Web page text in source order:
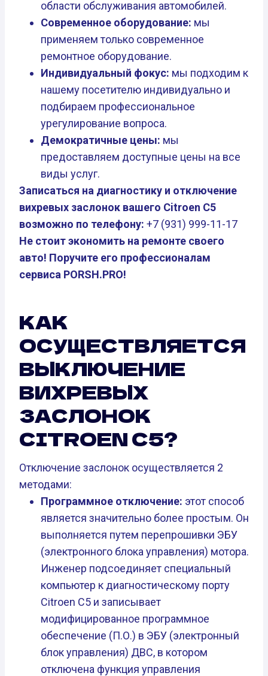
области обслуживания автомобилей.
Современное оборудование: мы
применяем только современное
ремонтное оборудование.
Индивидуальный фокус: мы подходим к
нашему посетителю индивидуально и
подбираем профессиональное
урегулирование вопроса.
Демократичные цены: мы
предоставляем доступные цены на все
виды услуг.
Записаться на диагностику и отключение
вихревых заслонок вашего Citroen C5
возможно по телефону: +7 (931) 999-11-17
Не стоит экономить на ремонте своего
авто! Поручите его профессионалам
сервиса PORSH.PRO!
КАК
ОСУЩЕСТВЛЯЕТСЯ
ВЫКЛЮЧЕНИЕ
ВИХРЕВЫХ
ЗАСЛОНОК
CITROEN C5?
Отключение заслонок осуществляется 2
методами:
Программное отключение: этот способ
является значительно более простым. Он
выполняется путем перепрошивки ЭБУ
(электронного блока управления) мотора.
Инженер подсоединяет специальный
компьютер к диагностическому порту
Citroen C5 и записывает
модифицированное программное
обеспечение (П.О.) в ЭБУ (электронный
блок управления) ДВС, в котором
отключена функция управления